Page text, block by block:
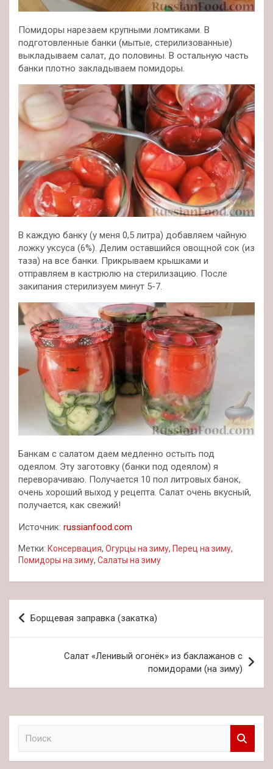
Помидоры нарезаем крупными ломтиками. В
подготовленные банки (мытые, стерилизованные)
выкладываем салат, до половины. В остальную часть
банки плотно закладываем помидоры.
В каждую банку (у меня 0,5 литра) добавляем чайную
ложку уксуса (6%). Делим оставшийся овощной сок (из
таза) на все банки. Прикрываем крышками и
отправляем в кастрюлю на стерилизацию. После
закипания стерилизуем минут 5-7.
Банкам с салатом даем медленно остыть под
одеялом. Эту заготовку (банки под одеялом) я
переворачиваю. Получается 10 пол литровых банок,
очень хороший выход у рецепта. Салат очень вкусный,
получается, как свежий!
Источник: russianfood.com
Метки: Консервация, Огурцы на зиму, Перец на зиму,
Помидоры на зиму, Салаты на зиму
Навигация
по
записям
Борщевая заправка (закатка)
Салат «Ленивый огонёк» из баклажанов с
помидорами (на зиму)